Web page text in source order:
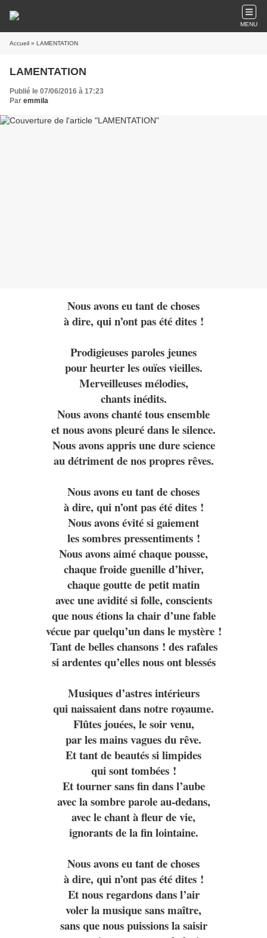
MENU
Accueil » LAMENTATION
LAMENTATION
Publié le 07/06/2016 à 17:23
Par emmila
Nous avons eu tant de choses
à dire, qui n’ont pas été dites !
Prodigieuses paroles jeunes
pour heurter les ouïes vieilles.
Merveilleuses mélodies,
chants inédits.
Nous avons chanté tous ensemble
et nous avons pleuré dans le silence.
Nous avons appris une dure science
au détriment de nos propres rêves.
Nous avons eu tant de choses
à dire, qui n’ont pas été dites !
Nous avons évité si gaiement
les sombres pressentiments !
Nous avons aimé chaque pousse,
chaque froide guenille d’hiver,
chaque goutte de petit matin
avec une avidité si folle, conscients
que nous étions la chair d’une fable
vécue par quelqu’un dans le mystère !
Tant de belles chansons ! des rafales
si ardentes qu’elles nous ont blessés
Musiques d’astres intérieurs
qui naissaient dans notre royaume.
Flûtes jouées, le soir venu,
par les mains vagues du rêve.
Et tant de beautés si limpides
qui sont tombées !
Et tourner sans fin dans l’aube
avec la sombre parole au-dedans,
avec le chant à fleur de vie,
ignorants de la fin lointaine.
Nous avons eu tant de choses
à dire, qui n’ont pas été dites !
Et nous regardons dans l’air
voler la musique sans maître,
sans que nous puissions la saisir